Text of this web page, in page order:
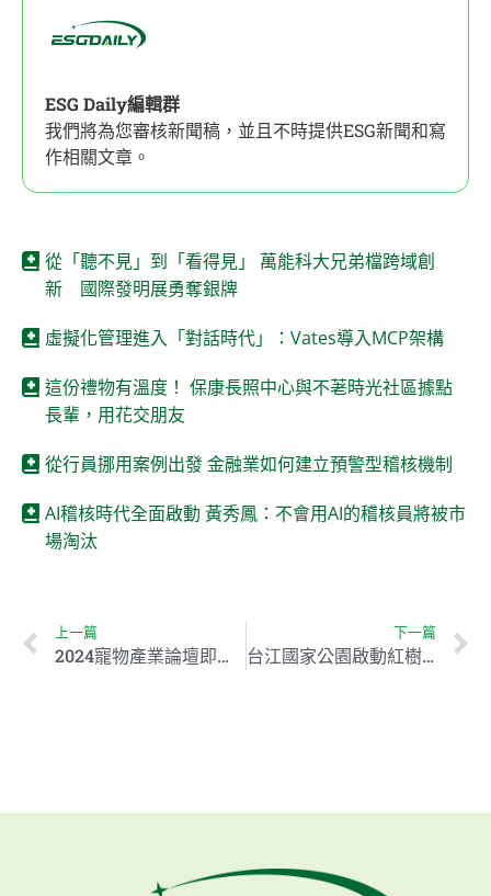
ESG Daily編輯群
我們將為您審核新聞稿，並且不時提供ESG新聞和寫
作相關文章。
從「聽不見」到「看得見」 萬能科大兄弟檔跨域創
新 國際發明展勇奪銀牌
虛擬化管理進入「對話時代」：Vates導入MCP架構
這份禮物有溫度！ 保康長照中心與不荖時光社區據點
長輩，用花交朋友
從行員挪用案例出發 金融業如何建立預警型稽核機制
AI稽核時代全面啟動 黃秀鳳：不會用AI的稽核員將被市
場淘汰
上一篇
2024寵物產業論壇即將登場：深耕ESG理念，共築飼主責任文化
下一篇
台江國家公園啟動紅樹林負碳養殖計畫 攜手企業助力2050淨零